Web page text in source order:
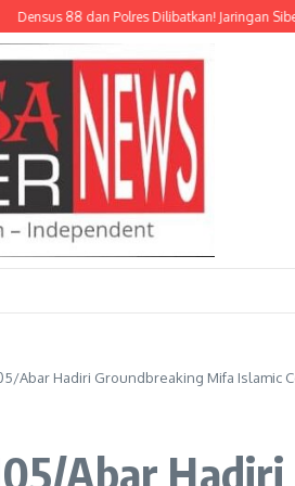
88 dan Polres Dilibatkan! Jaringan Siber
Abar Hadiri Groundbreaking Mifa Islamic
Abar